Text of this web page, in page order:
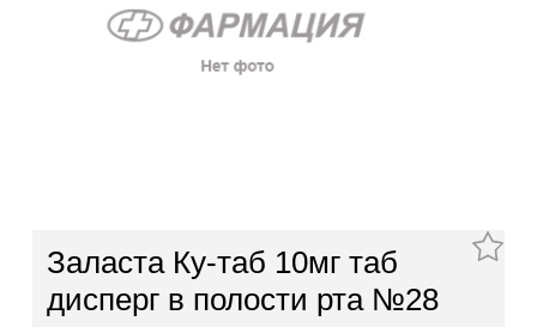
Заласта Ку-таб 10мг таб
дисперг в полости рта №28